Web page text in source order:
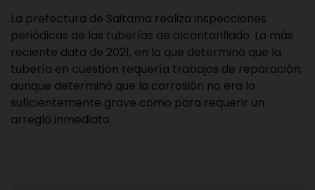
La prefectura de Saitama realiza inspecciones
periódicas de las tuberías de alcantarillado. La más
reciente data de 2021, en la que determinó que la
tubería en cuestión requería trabajos de reparación,
aunque determinó que la corrosión no era lo
suficientemente grave como para requerir un
arreglo inmediato.